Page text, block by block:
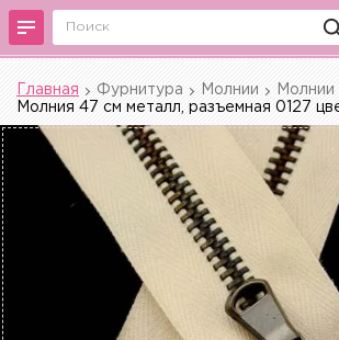
Главная Фурнитура Молнии
Молнии
Молния 47 см металл, разъемная 0127